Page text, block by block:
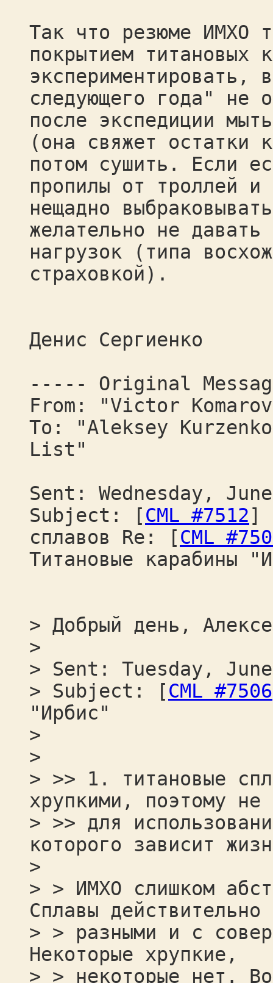
Так что резюме ИМХО
покрытием титановых
экспериментировать,
следующего года" не
после экспедиции
(она свяжет остатки
потом сушить. Если
пропилы от троллей
нещадно
желательно не
нагрузок (типа
страховкой).
Денис Сергиенко
----- Original
From: "Victor
To: "Aleksey
List"
Sent: Wednesday,
Subject: [CML #7512]
сплавов Re: [CML
Титановые карабины
> Добрый день,
>
> Sent: Tuesday,
> Subject: [CML #7506
"Ирбис"
>
>
> >> 1. титановые
хрупкими, поэтому не
> >> для
которого зависит
>
> > ИМХО слишком
Сплавы действительно
> > разными и с
Некоторые хрупкие,
> > некоторые нет.